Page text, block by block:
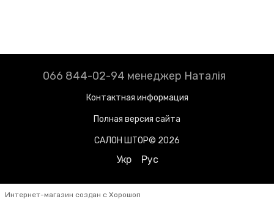
066 844-02-94 менеджер Наталія
Контактная информация
Полная версия сайта
САЛОН ШТОР© 2026
Укр Рус
Интернет-магазин создан с Хорошоп